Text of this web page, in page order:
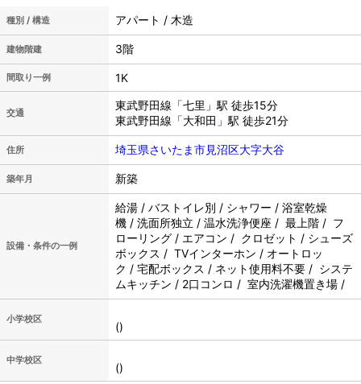
種別 / 構造 アパート / 木造
建物階建 3階
間取り一例 1K
交通
東武野田線「七里」駅 徒歩15分
東武野田線「大和田」駅 徒歩21分
住所 埼玉県さいたま市見沼区大字大谷
築年月 新築
設備・条件の一例
給湯 / バストイレ別 / シャワー / 浴室乾燥
機 / 洗面所独立 / 温水洗浄便座 / 最上階 / フ
ローリング / エアコン / クロゼット / シューズ
ボックス / TVインターホン / オートロッ
ク / 宅配ボックス / ネット使用料不要 / システ
ムキッチン / 2口コンロ / 室内洗濯機置き場 /
小学校区
()
中学校区
()